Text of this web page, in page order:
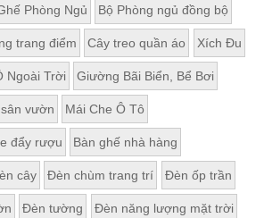
Phòng Ngủ Bộ Phòng ngủ đồng bộ
trang điểm Cây treo quần áo Xích Đu
Ngoài Trời Giường Bãi Biển, Bể Bơi
vườn Mái Che Ô Tô
đẩy rượu Bàn ghế nhà hàng
cây Đèn chùm trang trí Đèn ốp trần
Đèn tường Đèn năng lượng mặt trời